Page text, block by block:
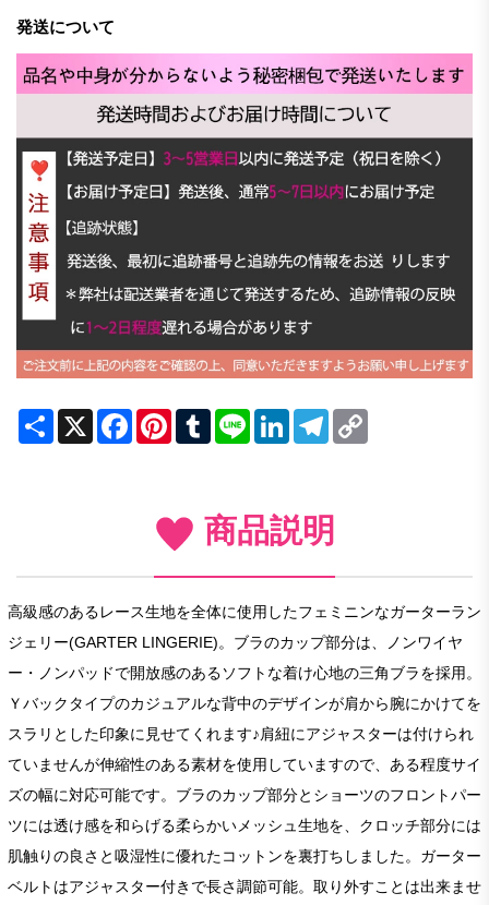
発送について
Share X FacebookPinterestTumblrLine LinkedInTelegram
商品説明
高級感のあるレース生地を全体に使用したフェミニンなガーターラン
ジェリー(GARTER LINGERIE)。ブラのカップ部分は、ノンワイヤ
ー・ノンパッドで開放感のあるソフトな着け心地の三角ブラを採用。
Ｙバックタイプのカジュアルな背中のデザインが肩から腕にかけてを
スラリとした印象に見せてくれます♪肩紐にアジャスターは付けられ
ていませんが伸縮性のある素材を使用していますので、ある程度サイ
ズの幅に対応可能です。ブラのカップ部分とショーツのフロントパー
ツには透け感を和らげる柔らかいメッシュ生地を、クロッチ部分には
肌触りの良さと吸湿性に優れたコットンを裏打ちしました。ガーター
ベルトはアジャスター付きで長さ調節可能。取り外すことは出来ませ